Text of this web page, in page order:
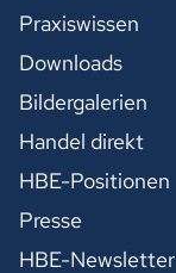
Praxiswissen
Downloads
Bildergalerien
Handel direkt
HBE-Positionen
Presse
HBE-Newsletter